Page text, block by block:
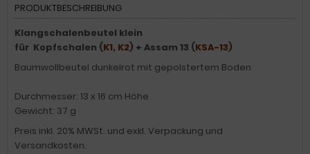
PRODUKTBESCHREIBUNG
Klangschalenbeutel klein
für Kopfschalen (K1, K2) + Assam 13 (KSA-13)
Baumwollbeutel dunkelrot mit gepolstertem Boden
Durchmesser: 13 x 16 cm Höhe
Gewicht: 37 g
Preis inkl. 20% MWSt. und exkl. Verpackung und
Versandkosten.